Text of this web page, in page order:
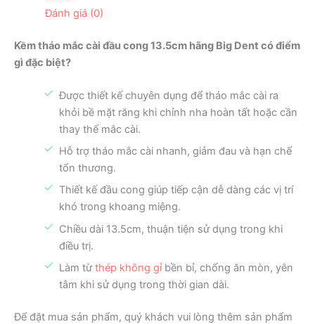
Đánh giá (0)
Kềm tháo mắc cài đầu cong 13.5cm hãng Big Dent có điểm
gì đặc biệt?
Được thiết kế chuyên dụng để tháo mắc cài ra
khỏi bề mặt răng khi chỉnh nha hoàn tất hoặc cần
thay thế mắc cài.
Hỗ trợ tháo mắc cài nhanh, giảm đau và hạn chế
tổn thương.
Thiết kế đầu cong giúp tiếp cận dễ dàng các vị trí
khó trong khoang miệng.
Chiều dài 13.5cm, thuận tiện sử dụng trong khi
điều trị.
Làm từthép không gỉbền bỉ, chống ăn mòn, yên
tâm khi sử dụng trong thời gian dài.
Để đặt mua sản phẩm, quý khách vui lòng thêm sản phẩm